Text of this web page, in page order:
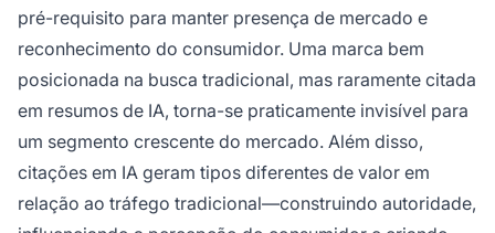
pré-requisito para manter presença de mercado e
reconhecimento do consumidor. Uma marca bem
posicionada na busca tradicional, mas raramente citada
em resumos de IA, torna-se praticamente invisível para
um segmento crescente do mercado. Além disso,
citações em IA geram tipos diferentes de valor em
relação ao tráfego tradicional—construindo autoridade,